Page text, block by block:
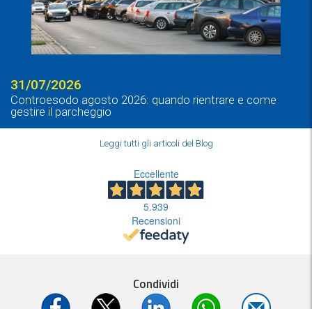
31/07/2026
Controesodo agosto 2026: quando rientrare e come
gestire il parcheggio
Leggi tutti gli articoli del Blog
Eccellente
5.939
Recensioni
Condividi